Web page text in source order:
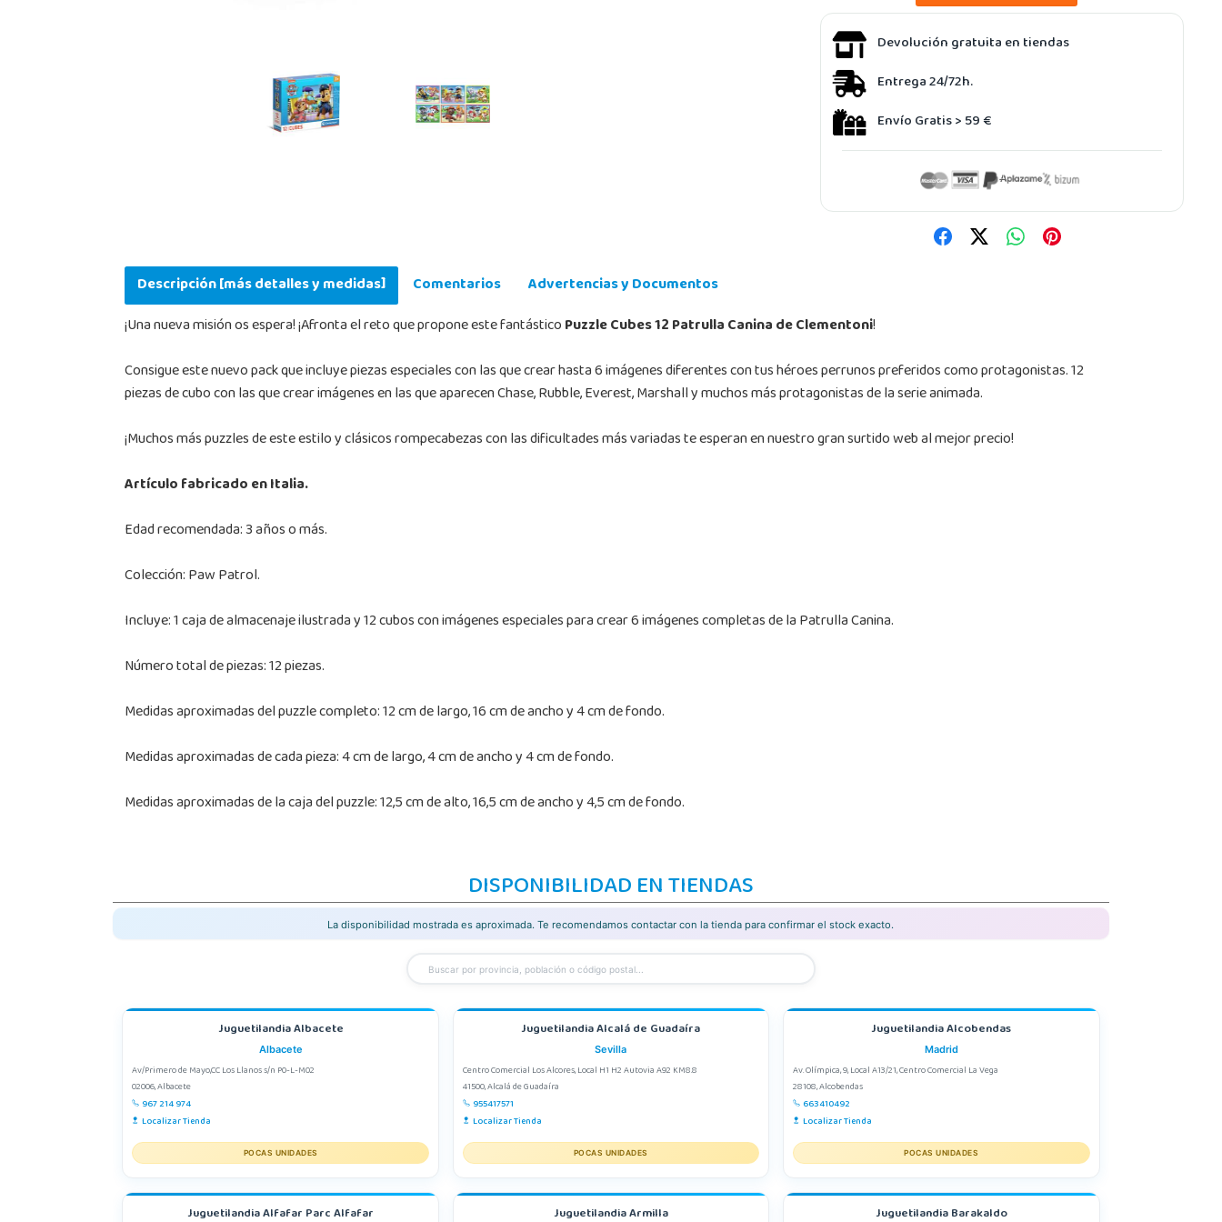
Devolución gratuita en tiendas
Entrega 24/72h.
Envío Gratis > 59 €
Descripción [más detalles y medidas] Comentarios
Advertencias y Documentos
¡Una nueva misión os espera! ¡Afronta el reto que propone este fantásticoPuzzle Cubes 12 Patrulla Canina de Clementoni!
Consigue este nuevo pack que incluye piezas especiales con las que crear hasta 6 imágenes diferentes con tus héroes perrunos preferidos como protagonistas. 12
piezas de cubo con las que crear imágenes en las que aparecen Chase, Rubble, Everest, Marshall y muchos más protagonistas de la serie animada.
¡Muchos más puzzles de este estilo y clásicos rompecabezas con las dificultades más variadas te esperan en nuestro gran surtido web al mejor precio!
Artículo fabricado en Italia.
Edad recomendada: 3 años o más.
Colección: Paw Patrol.
Incluye: 1 caja de almacenaje ilustrada y 12 cubos con imágenes especiales para crear 6 imágenes completas de la Patrulla Canina.
Número total de piezas: 12 piezas.
Medidas aproximadas del puzzle completo: 12 cm de largo, 16 cm de ancho y 4 cm de fondo.
Medidas aproximadas de cada pieza: 4 cm de largo, 4 cm de ancho y 4 cm de fondo.
Medidas aproximadas de la caja del puzzle: 12,5 cm de alto, 16,5 cm de ancho y 4,5 cm de fondo.
DISPONIBILIDAD EN TIENDAS
La disponibilidad mostrada es aproximada. Te recomendamos contactar con la tienda para confirmar el stock exacto.
Juguetilandia Albacete
Albacete
Av/Primero de Mayo,CC Los Llanos s/n P0-L-M02
02006, Albacete
967 214 974
Localizar Tienda
POCAS UNIDADES
Juguetilandia Alcalá de Guadaíra
Sevilla
Centro Comercial Los Alcores, Local H1 H2 Autovia A92 KM8.8
41500, Alcalá de Guadaíra
955417571
Localizar Tienda
POCAS UNIDADES
Juguetilandia Alcobendas
Madrid
Av. Olímpica, 9, Local A13/21, Centro Comercial La Vega
28108, Alcobendas
663410492
Localizar Tienda
POCAS UNIDADES
Juguetilandia Alfafar Parc Alfafar Juguetilandia Armilla Juguetilandia Barakaldo